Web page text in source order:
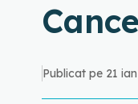
Publicat pe 21